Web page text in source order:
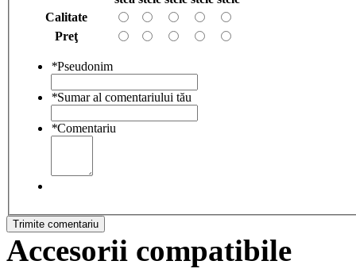
Calitate
Preţ
*Pseudonim
*Sumar al comentariului tău
*Comentariu
Trimite comentariu
Accesorii compatibile